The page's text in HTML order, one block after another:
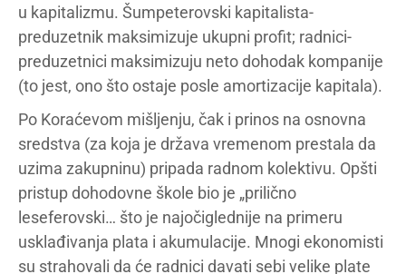
u kapitalizmu. Šumpeterovski kapitalista-
preduzetnik maksimizuje ukupni profit; radnici-
preduzetnici maksimizuju neto dohodak kompanije
(to jest, ono što ostaje posle amortizacije kapitala).
Po Koraćevom mišljenju, čak i prinos na osnovna
sredstva (za koja je država vremenom prestala da
uzima zakupninu) pripada radnom kolektivu. Opšti
pristup dohodovne škole bio je „prilično
leseferovski… što je najočiglednije na primeru
usklađivanja plata i akumulacije. Mnogi ekonomisti
su strahovali da će radnici davati sebi velike plate